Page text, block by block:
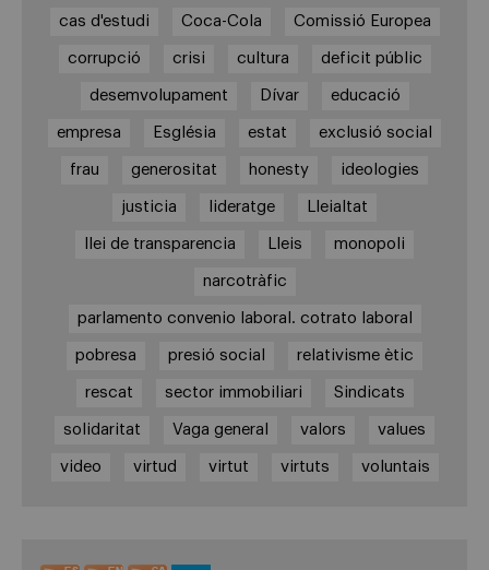
cas d'estudi Coca-Cola Comissió Europea
corrupció crisi cultura deficit públic
desemvolupament Dívar educació
empresa Església estat exclusió social
frau generositat honesty ideologies
justicia lideratge Lleialtat
llei de transparencia Lleis monopoli
narcotràfic
parlamento convenio laboral. cotrato laboral
pobresa presió social relativisme ètic
rescat sector immobiliari Sindicats
solidaritat Vaga general valors values
video virtud virtut virtuts voluntais